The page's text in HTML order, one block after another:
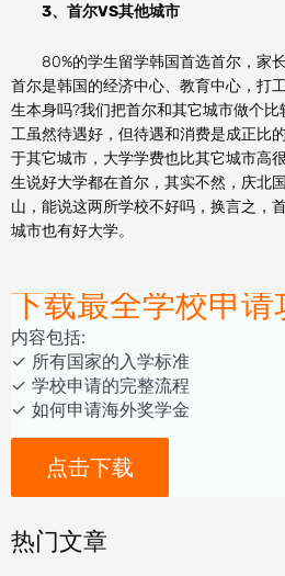
3、首尔VS其他城市
80%的学生留学韩国首选首尔，家长
首尔是韩国的经济中心、教育中心，打
生本身吗?我们把首尔和其它城市做个
工虽然待遇好，但待遇和消费是成正比
于其它城市，大学学费也比其它城市高
生说好大学都在首尔，其实不然，庆北
山，能说这两所学校不好吗，换言之，
城市也有好大学。
下载最全学校申请
内容包括:
‎‏‏‎‎‏‏‎‎‏✓ ‎所有国家的入学标准
✓ 学校申请的完整流程
✓ 如何申请海外奖学金
点击下载
热门文章